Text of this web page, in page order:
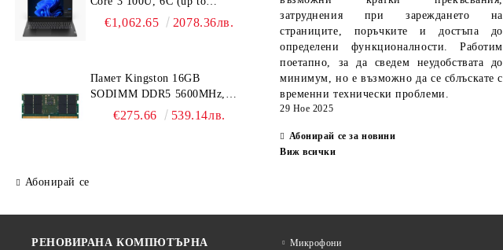
4.7GHz, 10MB), 16GB DDR5-
WLAN, BT, 3 cell, DOS, 3Y
CCI
€1,062.65 2078.36лв.
Памет Kingston 16GB
SODIMM DDR5 5600MHz,
CL46, 1Rx8, KCP556SS8-16
€275.66 539.14лв.
Абонирай се
затруднения при зареждането на
страниците, поръчките и достъпа до
определени функционалности. Работим
поетапно, за да сведем неудобствата до
минимум, но е възможно да се сблъскате с
временни технически проблеми.
29 Ное 2025
Абонирай се за новини
Виж всички
РЕНОВИРАНА КОМПЮТЪРНА
Микрофони